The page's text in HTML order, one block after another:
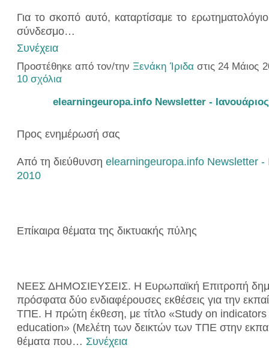
Για το σκοπό αυτό, καταρτίσαμε το
σύνδεσμο…
Συνέχεια
Προστέθηκε από τον/τηνΞενάκη Ίριδαστις 24 Μάιος
10 σχόλια
elearningeuropa.info Newsletter -
Προς ενημέρωσή σας
Από τη διεύθυνση elearningeuropa.info Newsletter -
2010
Επίκαιρα θέματα της δικτυακής πύλης
ΝΕΕΣ ΔΗΜΟΣΙΕΥΣΕΙΣ. Η Ευρωπαϊκή Επιτροπή
πρόσφατα δύο ενδιαφέρουσες εκθέσεις για την
ΤΠΕ. Η πρώτη έκθεση, με τίτλο «Study on
education» (Μελέτη των δεικτών των ΤΠΕ στην
θέματα που… Συνέχεια